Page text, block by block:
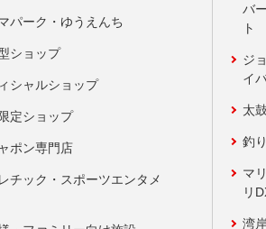
パーク・ゆうえんち
ショップ
シャルショップ
定ショップ
ポン専門店
チック・スポーツエンタメ
バ
ト
ジ
イ
太
釣
マ
リ
湾